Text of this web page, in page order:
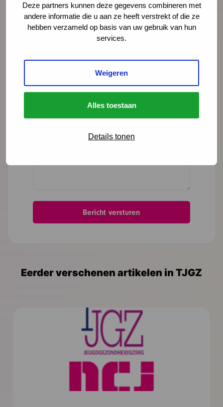
Deze partners kunnen deze gegevens combineren met
andere informatie die u aan ze heeft verstrekt of die ze
hebben verzameld op basis van uw gebruik van hun
services.
Weigeren
Alles toestaan
Details tonen
Bericht *
Eerder verschenen artikelen in TJGZ